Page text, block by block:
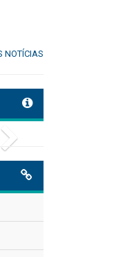
NOTÍCIAS